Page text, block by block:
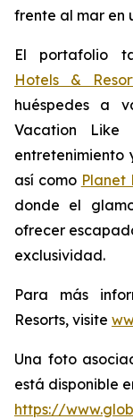
frente al mar en
El portafolio
Hotels &
huéspedes a
Vacation Like
entretenimiento
así como Planet
donde el
ofrecer
exclusividad.
Para más
Resorts, visite
Una foto
está disponible
https://